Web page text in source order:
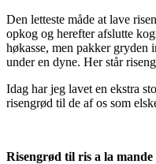
Den letteste måde at lave
opkog og herefter afslutte
høkasse, men pakker
under en dyne. Her står
Idag har jeg lavet en ekstra
risengrød til de af os som
Risengrød til ris a la mande